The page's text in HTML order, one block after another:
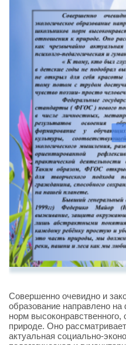
Совершенно очевидно и
образование направлено
норм высоконравственного,
природе. Оно
актуальная социально-